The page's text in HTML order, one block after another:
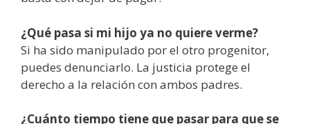
¿Qué pasa si mi hijo ya no quiere verme?
Si ha sido manipulado por el otro progenitor,
puedes denunciarlo. La justicia protege el
derecho a la relación con ambos padres.
¿Cuánto tiempo tiene que pasar para que se